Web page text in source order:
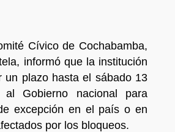
Cívico de Cochabamba,
informó que la institución
un plazo hasta el sábado 13
Gobierno nacional para
excepción en el país o en
por los bloqueos.